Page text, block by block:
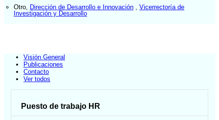
Otro Dirección de Desarrollo e Innovación
Vicerrectoría de
Investigación y Desarrollo
Visión General
Publicaciones
Contacto
Ver todos
Puesto de trabajo HR